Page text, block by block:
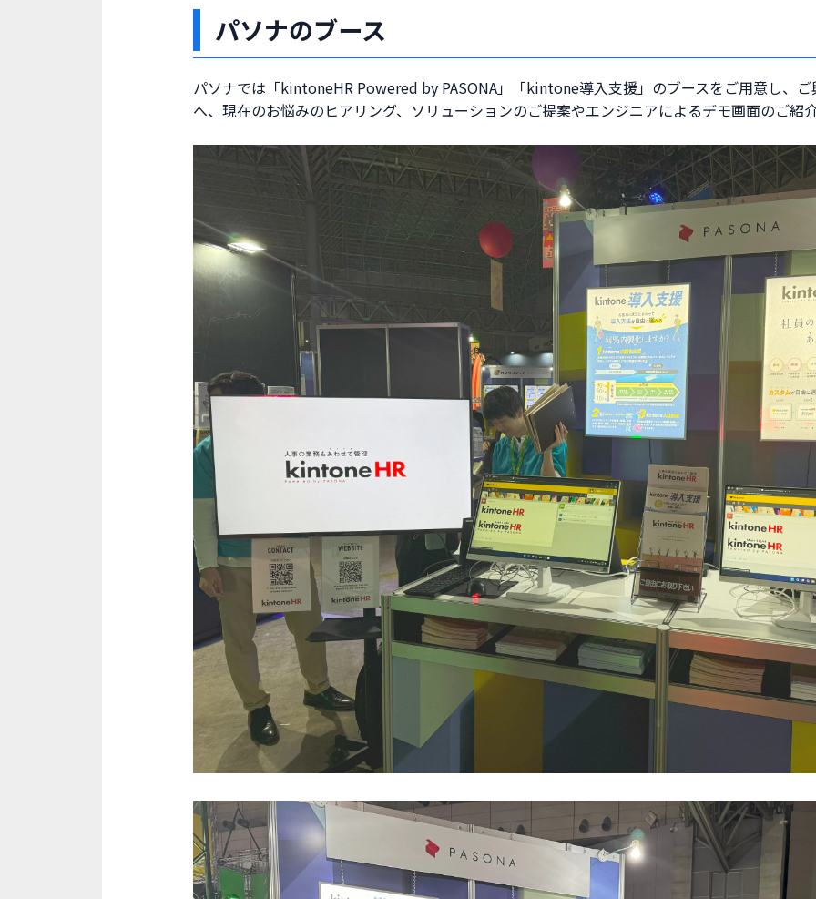
パソナのブース
パソナでは「kintoneHR Powered by PASONA」「kintone導入支援」のブースをご用意し、
へ、現在のお悩みのヒアリング、ソリューションのご提案やエンジニアによるデモ画面のご紹